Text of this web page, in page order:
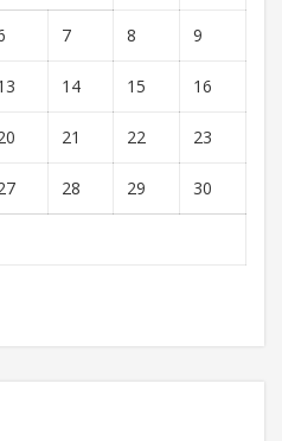
7 8 9
14 15 16
21 22 23
28 29 30